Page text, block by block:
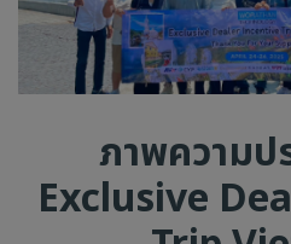
ภาพความป
Exclusive